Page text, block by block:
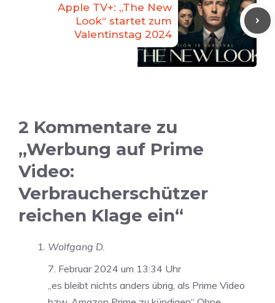
Apple TV+: „The New
Look“ startet zum
Valentinstag 2024
2 Kommentare zu
„Werbung auf Prime
Video:
Verbraucherschützer
reichen Klage ein“
Wolfgang D.
7. Februar 2024 um 13:34 Uhr
„es bleibt nichts anders übrig, als Prime Video